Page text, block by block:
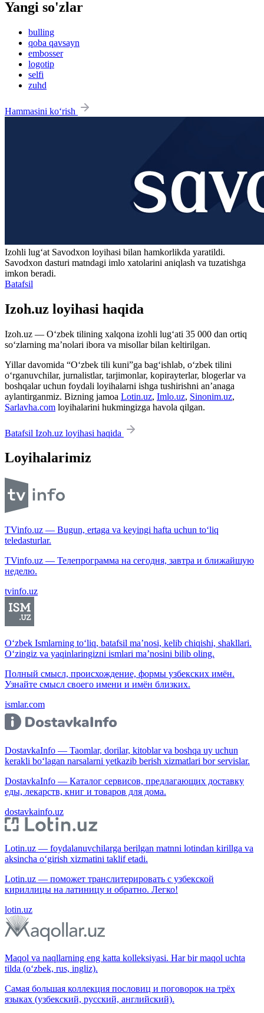
Yangi so'zlar
bulling
qoba qavsayn
embosser
logotip
selfi
zuhd
Hammasini ko‘rish
Izohli lugʻat Savodxon loyihasi bilan hamkorlikda yaratildi.
Savodxon dasturi matndagi imlo xatolarini aniqlash va tuzatishga
imkon beradi.
Batafsil
Izoh.uz loyihasi haqida
Izoh.uz — O‘zbek tilining xalqona izohli lug‘ati 35 000 dan ortiq
so‘zlarning ma’nolari ibora va misollar bilan keltirilgan.
Yillar davomida “O‘zbek tili kuni”ga bag‘ishlab, o‘zbek tilini
o‘rganuvchilar, jurnalistlar, tarjimonlar, kopirayterlar, blogerlar va
boshqalar uchun foydali loyihalarni ishga tushirishni an’anaga
aylantirganmiz. Bizning jamoa Lotin.uz, Imlo.uz, Sinonim.uz,
Sarlavha.com loyihalarini hukmingizga havola qilgan.
Batafsil Izoh.uz loyihasi haqida
Loyihalarimiz
TVinfo.uz — Bugun, ertaga va keyingi hafta uchun to‘liq
teledasturlar.
TVinfo.uz — Телепрограмма на сегодня, завтра и ближайшую
неделю.
tvinfo.uz
O‘zbek Ismlarning to‘liq, batafsil ma’nosi, kelib chiqishi, shakllari.
O‘zingiz va yaqinlaringizni ismlari ma’nosini bilib oling.
Полный смысл, происхождение, формы узбекских имён.
Узнайте смысл своего имени и имён близких.
ismlar.com
DostavkaInfo — Taomlar, dorilar, kitoblar va boshqa uy uchun
kerakli bo‘lagan narsalarni yetkazib berish xizmatlari bor servislar.
DostavkaInfo — Каталог сервисов, предлагающих доставку
еды, лекарств, книг и товаров для дома.
dostavkainfo.uz
Lotin.uz — foydalanuvchilarga berilgan matnni lotindan kirillga va
aksincha o‘girish xizmatini taklif etadi.
Lotin.uz — поможет транслитерировать с узбекской
кириллицы на латиницу и обратно. Легко!
lotin.uz
Maqol va naqllarning eng katta kolleksiyasi. Har bir maqol uchta
tilda (o‘zbek, rus, ingliz).
Самая большая коллекция пословиц и поговорок на трёх
языках (узбекский, русский, английский).